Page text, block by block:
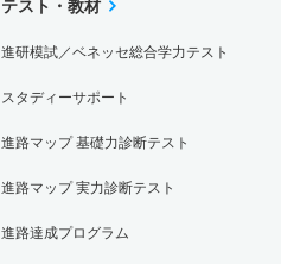
テスト・教材
進研模試／ベネッセ総合学力テスト
スタディーサポート
進路マップ 基礎力診断テスト
進路マップ 実力診断テスト
進路達成プログラム